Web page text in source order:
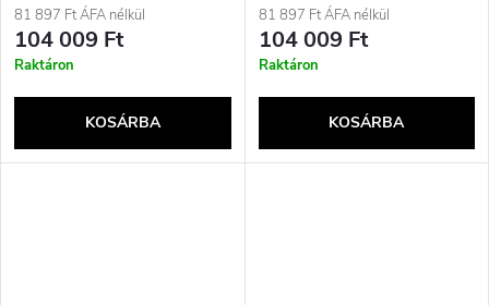
forrás HASZNÁLT Használt
81 897 Ft ÁFA nélkül
104 009 Ft
Raktáron
KOSÁRBA
Win11pro Használt
81 897 Ft ÁFA nélkül
104 009 Ft
Raktáron
KOSÁRBA